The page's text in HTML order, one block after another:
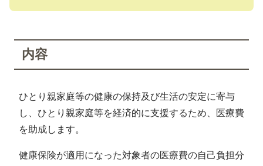
内容
ひとり親家庭等の健康の保持及び生活の安定に寄与
し、ひとり親家庭等を経済的に支援するため、医療費
を助成します。
健康保険が適用になった対象者の医療費の自己負担分